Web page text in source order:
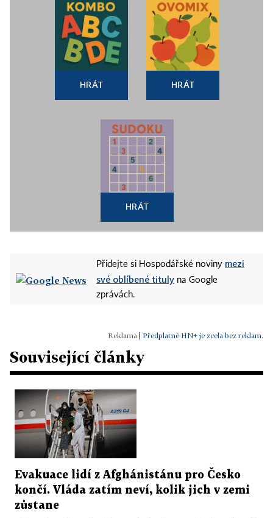
HRÁT HRÁT
HRÁT
Přidejte si Hospodářské noviny mezi
své oblíbené tituly na Google
zprávách.
Předplatné HN+ je zcela bez reklam.
Související články
Evakuace lidí z Afghánistánu pro Česko
končí. Vláda zatím neví, kolik jich v zemi
zůstane